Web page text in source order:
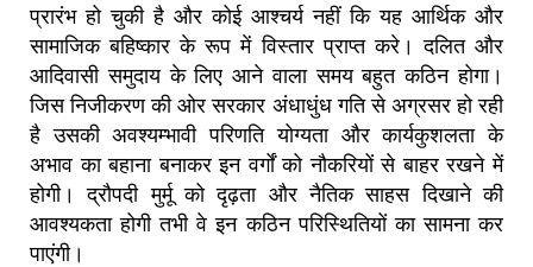
प्रारंभ हो चुकी है और कोई आश्चर्य नहीं कि यह आर्थिक और
सामाजिक बहिष्कार के रूप में विस्तार प्राप्त करे। दलित और
आदिवासी समुदाय के लिए आने वाला समय बहुत कठिन होगा।
जिस निजीकरण की ओर सरकार अंधाधुंध गति से अग्रसर हो रही
है उसकी अवश्यम्भावी परिणति योग्यता और कार्यकुशलता के
अभाव का बहाना बनाकर इन वर्गों को नौकरियों से बाहर रखने में
होगी। द्रौपदी मुर्मू को दृढ़ता और नैतिक साहस दिखाने की
आवश्यकता होगी तभी वे इन कठिन परिस्थितियों का सामना कर
पाएंगी।